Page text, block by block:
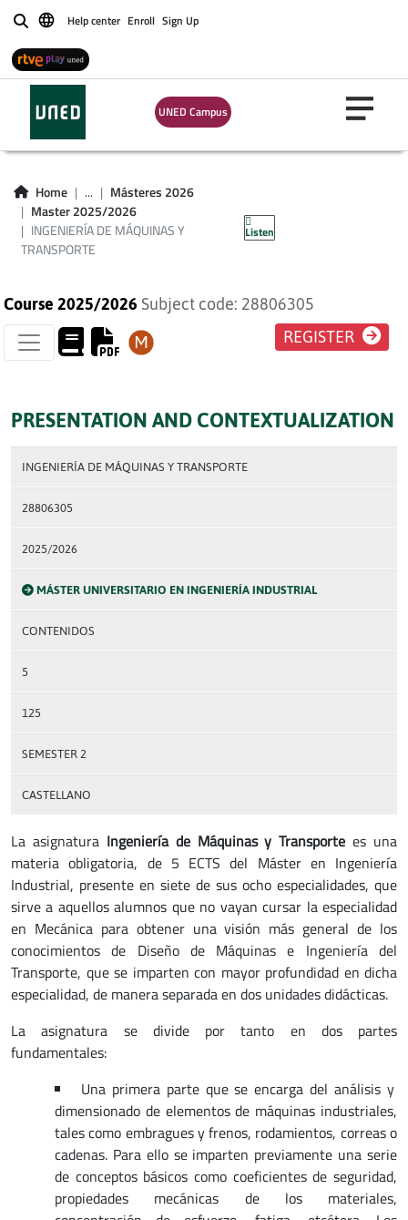
BuscarHelp center Enroll Sign Up
UNED Campus
Home ...
Másteres 2026
Master 2025/2026
INGENIERÍA DE MÁQUINAS Y
TRANSPORTE
Listen
INGENIERÍA DE
MÁQUINAS Y
TRANSPORTE
Course 2025/2026 Subject code: 28806305
REGISTER
PRESENTATION AND CONTEXTUALIZATION
INGENIERÍA DE MÁQUINAS Y TRANSPORTE
28806305
2025/2026
MÁSTER UNIVERSITARIO EN INGENIERÍA INDUSTRIAL
CONTENIDOS
5
125
SEMESTER 2
CASTELLANO
La asignatura Ingeniería de Máquinas y Transporte es una
materia obligatoria, de 5 ECTS del Máster en Ingeniería
Industrial, presente en siete de sus ocho especialidades, que
sirve a aquellos alumnos que no vayan cursar la especialidad
en Mecánica para obtener una visión más general de los
conocimientos de Diseño de Máquinas e Ingeniería del
Transporte, que se imparten con mayor profundidad en dicha
especialidad, de manera separada en dos unidades didácticas.
La asignatura se divide por tanto en dos partes
fundamentales:
Una primera parte que se encarga del análisis y
dimensionado de elementos de máquinas industriales,
tales como embragues y frenos, rodamientos, correas o
cadenas. Para ello se imparten previamente una serie
de conceptos básicos como coeficientes de seguridad,
propiedades mecánicas de los materiales,